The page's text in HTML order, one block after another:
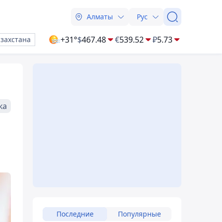
Алматы Рус
+31°$467.48 €539.52 ₽5.73
Последние Популярные